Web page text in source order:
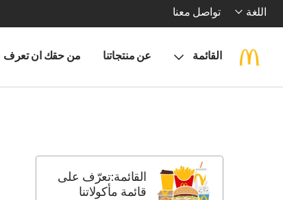
اللغة تواصل معنا
القائمة عن منتجاتنا من حقك ان تعرف
items
القائمة:تعرّف على
قائمة مأكولاتنا